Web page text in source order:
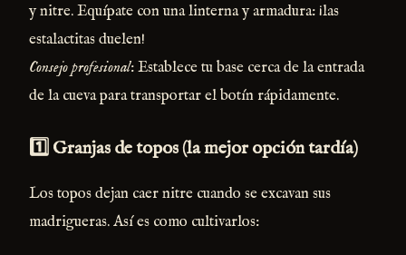
y nitre. Equípate con una linterna y armadura: ¡las
estalactitas duelen!
Consejo profesional: Establece tu base cerca de la entrada
de la cueva para transportar el botín rápidamente.
1️⃣ Granjas de topos (la mejor opción tardía)
Los topos dejan caer nitre cuando se excavan sus
madrigueras. Así es como cultivarlos: